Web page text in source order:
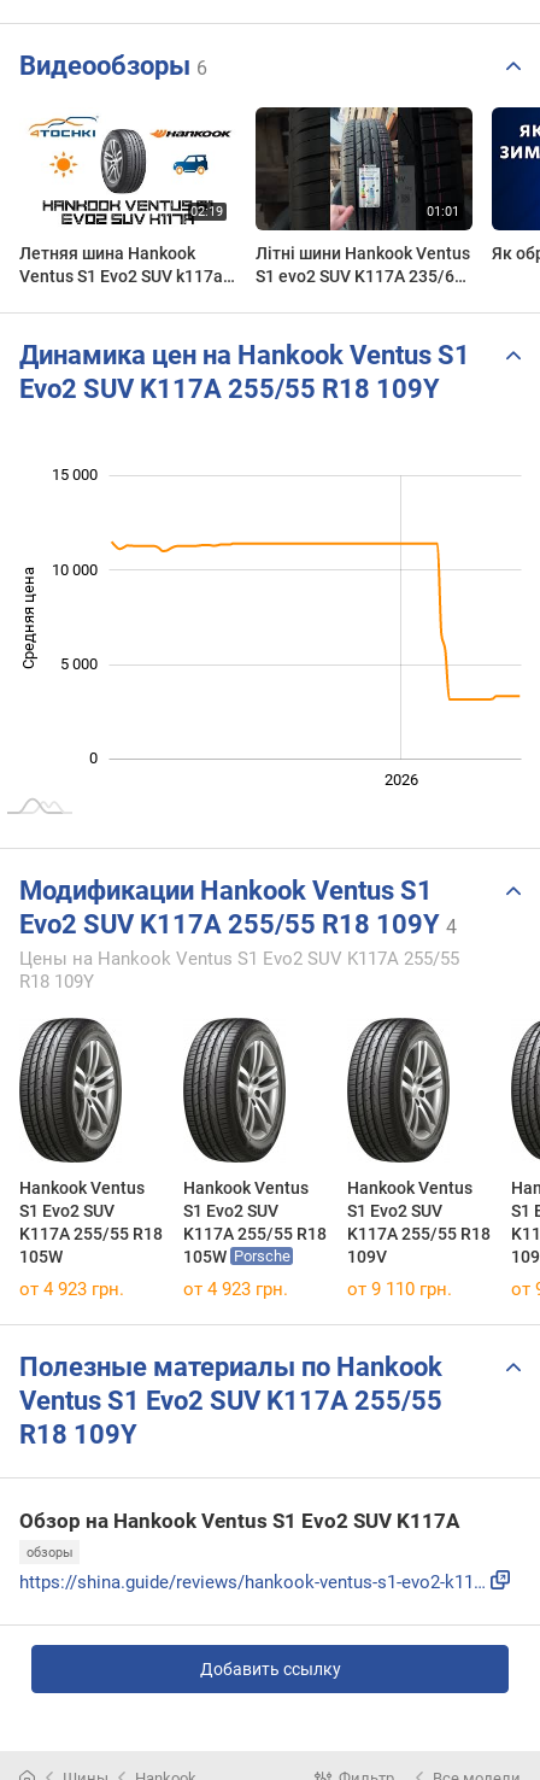
Видеообзоры 6
Летняя шина Hankook
Ventus S1 Evo2 SUV k117a
Літні шини Hankook Ventus
S1 evo2 SUV K117A 235/65
Як
Динамика цен на Hankook Ventus S1
Evo2 SUV K117A 255/55 R18 109Y
Средняя цена
0
15 000
10 000
5 000
2026
Модификации Hankook Ventus S1
Evo2 SUV K117A 255/55 R18 109Y 4
Цены на Hankook Ventus S1 Evo2 SUV K117A 255/55
R18 109Y
Hankook Ventus
S1 Evo2 SUV
K117A 255/55 R18
105W
Hankook Ventus
S1 Evo2 SUV
K117A 255/55 R18
105W Porsche
Hankook Ventus
S1 Evo2 SUV
K117A 255/55 R18
109V
S1
от 4 923 грн. от 4 923 грн. от 9 110 грн. от
Полезные материалы по Hankook
Ventus S1 Evo2 SUV K117A 255/55
R18 109Y
Обзор на Hankook Ventus S1 Evo2 SUV K117A
обзоры
https://shina.guide/reviews/hankook-ventus-s1-evo2-k117/
Добавить ссылку